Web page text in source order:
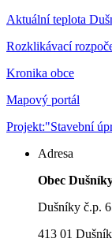
Aktuální teplota
Rozklikávací
Kronika obce
Mapový portál
Projekt:"Stavební
Adresa
Obec
Dušníky č.p.
413 01